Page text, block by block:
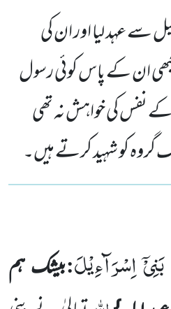
عہد لیا اور ان کی
ان کے پاس کوئی رسول
نفس کی خواہش نہ تھی
گروہ کو شہید کرتے ہیں۔
اِسْرَآءِیْلَ:بیشک ہم